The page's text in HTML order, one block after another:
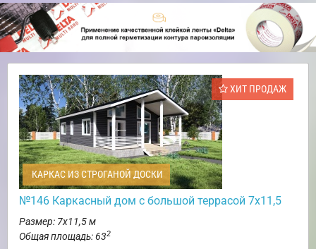
ХИТ ПРОДАЖ
КАРКАС ИЗ СТРОГАНОЙ ДОСКИ
№146 Каркасный дом с большой террасой 7х11,5
Размер: 7х11,5 м
Общая площадь: 632